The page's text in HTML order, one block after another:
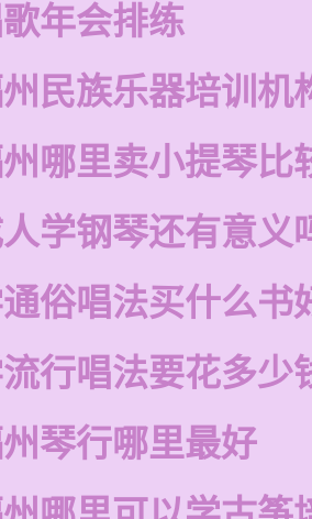
年会排练
民族乐器培训机
哪里卖小提琴比
学钢琴还有意义
俗唱法买什么书
行唱法要花多少
琴行哪里最好